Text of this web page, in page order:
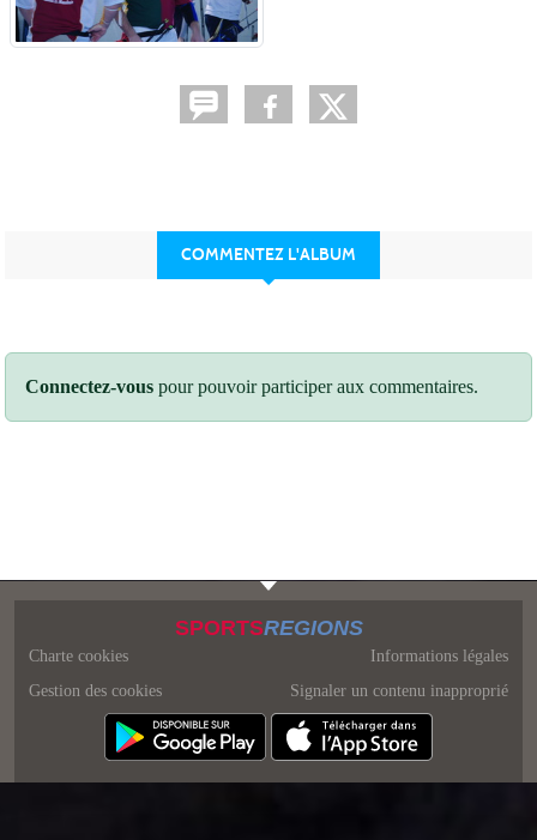
COMMENTEZ L'ALBUM
Connectez-vous pour pouvoir participer aux commentaires.
SPORTSREGIONS
Charte cookies
Gestion des cookies
Informations légales
Signaler un contenu inapproprié